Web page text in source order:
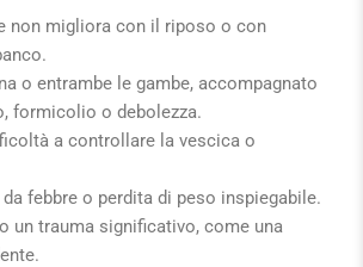
non migliora con il riposo o con
o entrambe le gambe, accompagnato
formicolio o debolezza.
a controllare la vescica o
febbre o perdita di peso inspiegabile.
un trauma significativo, come una